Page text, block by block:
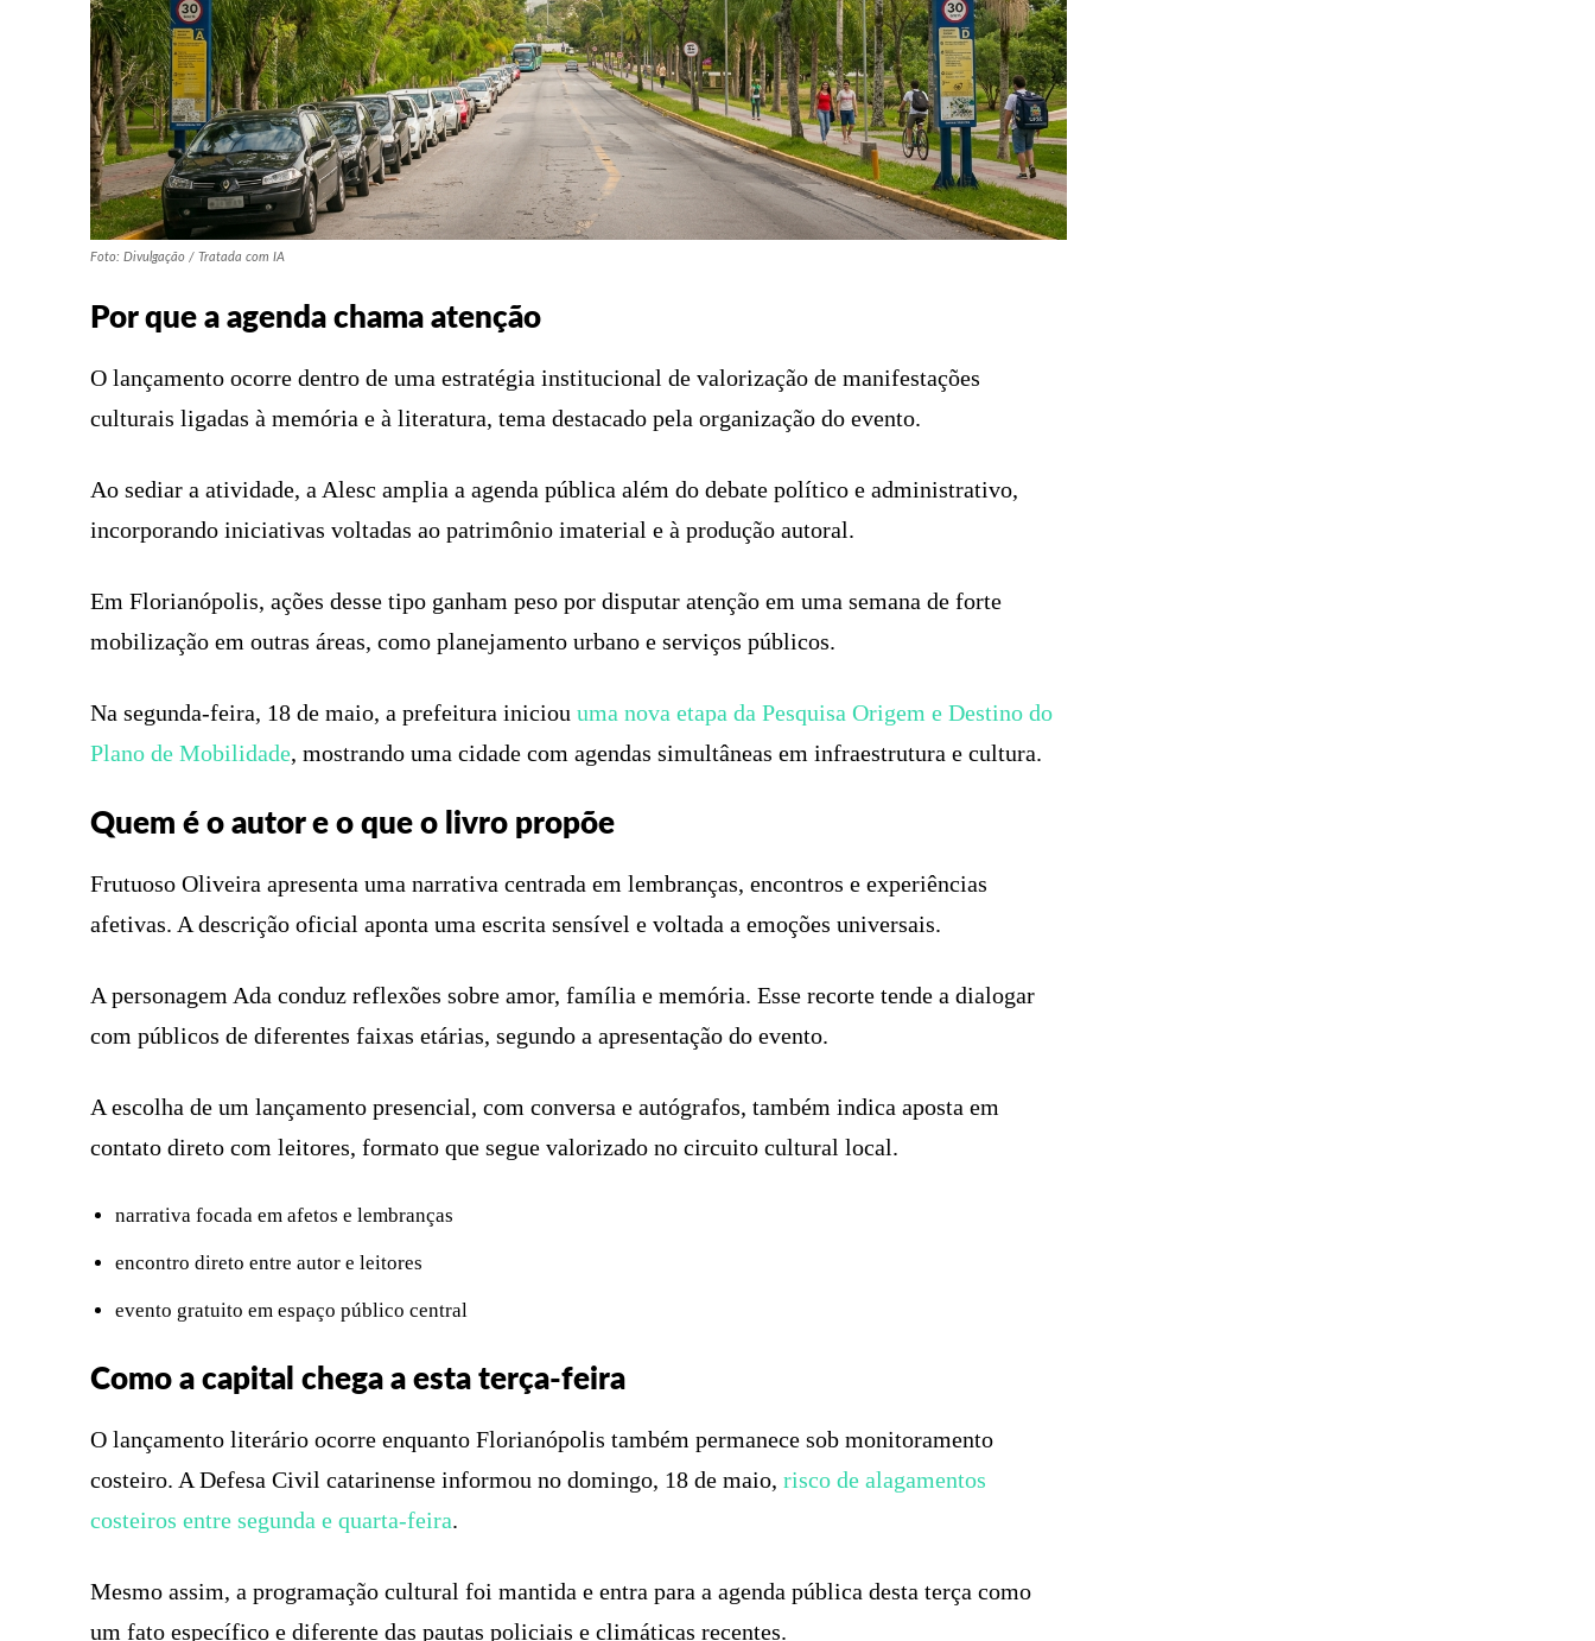
Foto: Divulgação / Tratada com IA
Por que a agenda chama atenção
O lançamento ocorre dentro de uma estratégia institucional de valorização de manifestações
culturais ligadas à memória e à literatura, tema destacado pela organização do evento.
Ao sediar a atividade, a Alesc amplia a agenda pública além do debate político e administrativo,
incorporando iniciativas voltadas ao patrimônio imaterial e à produção autoral.
Em Florianópolis, ações desse tipo ganham peso por disputar atenção em uma semana de forte
mobilização em outras áreas, como planejamento urbano e serviços públicos.
Na segunda-feira, 18 de maio, a prefeitura iniciou uma nova etapa da Pesquisa Origem e Destino do
Plano de Mobilidade, mostrando uma cidade com agendas simultâneas em infraestrutura e cultura.
Quem é o autor e o que o livro propõe
Frutuoso Oliveira apresenta uma narrativa centrada em lembranças, encontros e experiências
afetivas. A descrição oficial aponta uma escrita sensível e voltada a emoções universais.
A personagem Ada conduz reflexões sobre amor, família e memória. Esse recorte tende a dialogar
com públicos de diferentes faixas etárias, segundo a apresentação do evento.
A escolha de um lançamento presencial, com conversa e autógrafos, também indica aposta em
contato direto com leitores, formato que segue valorizado no circuito cultural local.
narrativa focada em afetos e lembranças
encontro direto entre autor e leitores
evento gratuito em espaço público central
Como a capital chega a esta terça-feira
O lançamento literário ocorre enquanto Florianópolis também permanece sob monitoramento
costeiro. A Defesa Civil catarinense informou no domingo, 18 de maio, risco de alagamentos
costeiros entre segunda e quarta-feira.
Mesmo assim, a programação cultural foi mantida e entra para a agenda pública desta terça como
um fato específico e diferente das pautas policiais e climáticas recentes.